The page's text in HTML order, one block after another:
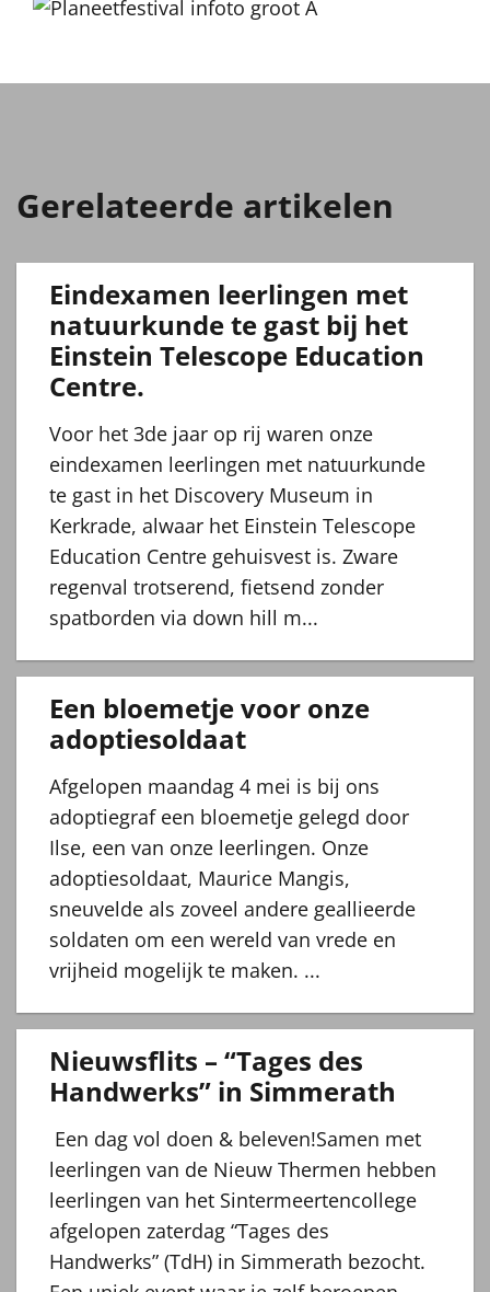
Gerelateerde artikelen
Eindexamen leerlingen met
natuurkunde te gast bij het
Einstein Telescope Education
Centre.
Voor het 3de jaar op rij waren onze
eindexamen leerlingen met natuurkunde
te gast in het Discovery Museum in
Kerkrade, alwaar het Einstein Telescope
Education Centre gehuisvest is. Zware
regenval trotserend, fietsend zonder
spatborden via down hill m...
Een bloemetje voor onze
adoptiesoldaat
Afgelopen maandag 4 mei is bij ons
adoptiegraf een bloemetje gelegd door
Ilse, een van onze leerlingen. Onze
adoptiesoldaat, Maurice Mangis,
sneuvelde als zoveel andere geallieerde
soldaten om een wereld van vrede en
vrijheid mogelijk te maken. ...
Nieuwsflits – “Tages des
Handwerks” in Simmerath
Een dag vol doen & beleven!Samen met
leerlingen van de Nieuw Thermen hebben
leerlingen van het Sintermeertencollege
afgelopen zaterdag “Tages des
Handwerks” (TdH) in Simmerath bezocht.